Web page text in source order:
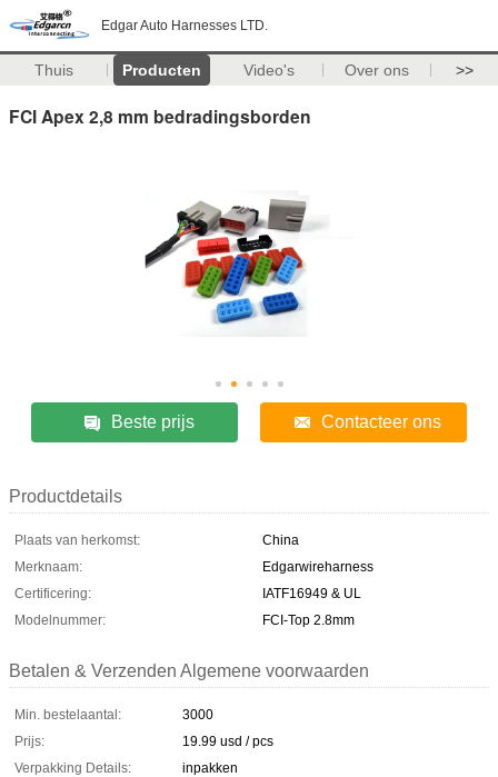
Edgar Auto Harnesses LTD.
Thuis Producten Video's Over ons >>
FCI Apex 2,8 mm bedradingsborden
Beste prijs Contacteer ons
Productdetails
Plaats van herkomst:
China
Merknaam:
Edgarwireharness
Certificering:
IATF16949 & UL
Modelnummer:
FCI-Top 2.8mm
Betalen & Verzenden Algemene voorwaarden
Min. bestelaantal:
3000
Prijs:
19.99 usd / pcs
Verpakking Details:
inpakken